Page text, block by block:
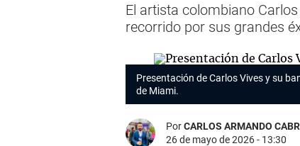
El artista colombiano
recorrido por sus grandes
Presentación de Carlos Vives y su
de Miami.
PorCARLOS ARMANDO
26 de mayo de 2026 - 13:30